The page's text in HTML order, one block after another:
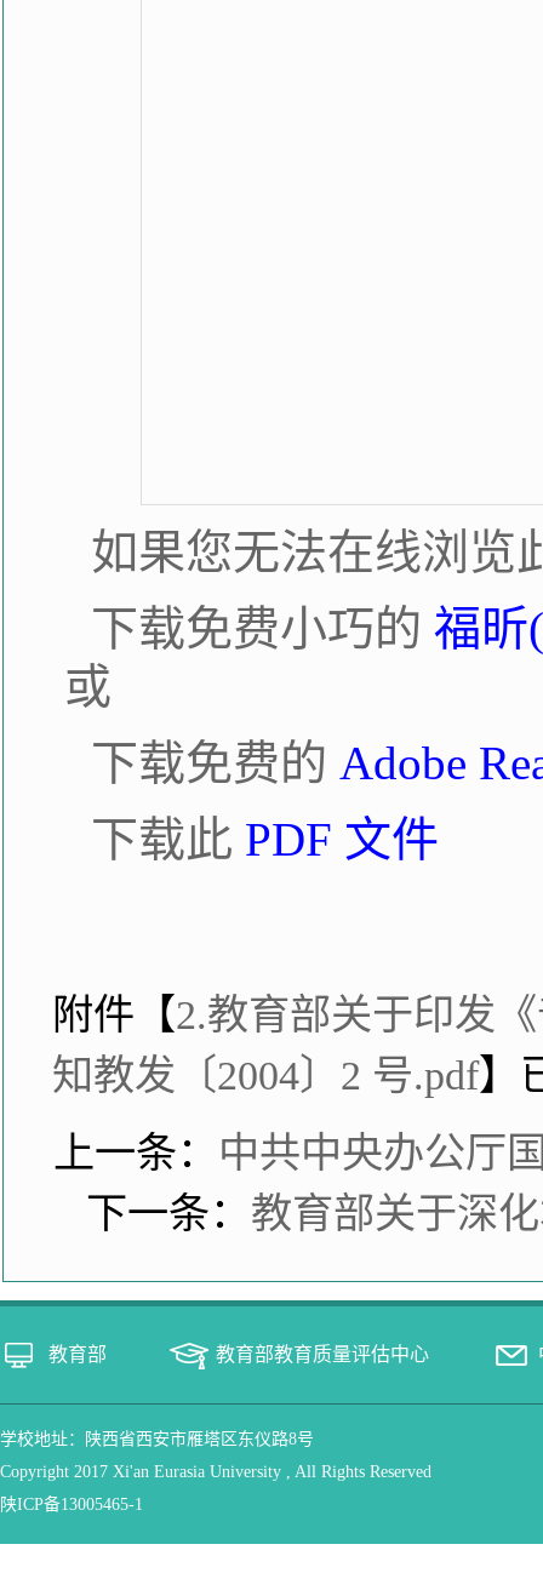
如果您无法在线浏览
下载免费小巧的 福昕
或
下载免费的 Adobe
下载此 PDF 文件
附件【2.教育部关于印发
知教发〔2004〕2 号.pdf】
上一条： 中共中央办公厅
下一条： 教育部关于深
教育部 教育部教育质量评估中心
学校地址：陕西省西安市雁塔区东仪路8号
Copyright 2017 Xi'an Eurasia University , All Rights Reserved
陕ICP备13005465-1